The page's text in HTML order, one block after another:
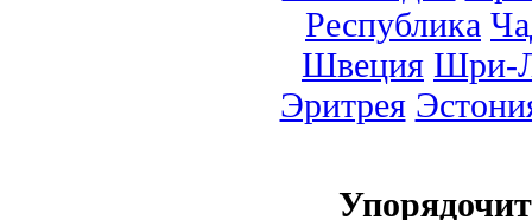
Республика
Швеция Шри-
Эритрея